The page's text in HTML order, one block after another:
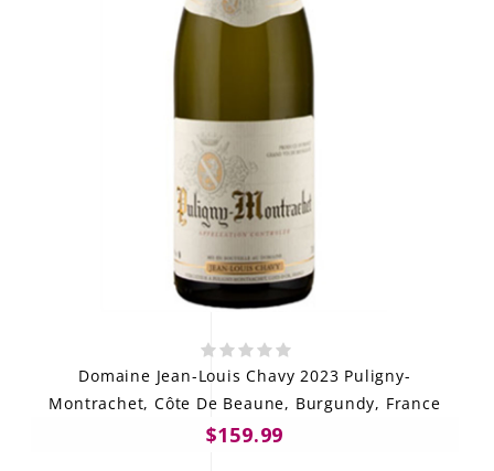
Domaine Jean-Louis Chavy 2023 Puligny-
Montrachet, Côte De Beaune, Burgundy, France
$159.99